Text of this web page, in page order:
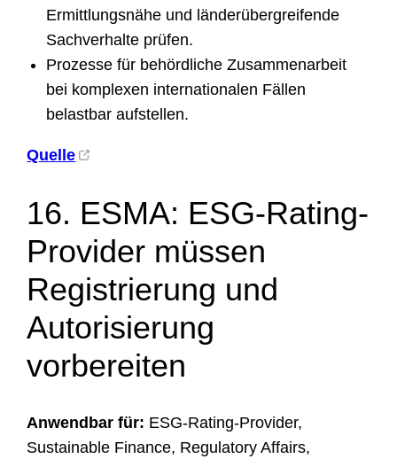
Ermittlungsnähe und länderübergreifende
Sachverhalte prüfen.
Prozesse für behördliche Zusammenarbeit
bei komplexen internationalen Fällen
belastbar aufstellen.
Quelle
16. ESMA: ESG-Rating-
Provider müssen
Registrierung und
Autorisierung
vorbereiten
Anwendbar für: ESG-Rating-Provider,
Sustainable Finance, Regulatory Affairs,